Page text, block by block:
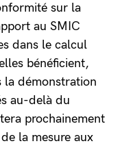
sur la
au SMIC
dans le calcul
bénéficient,
la démonstration
au-delà du
prochainement
la mesure aux